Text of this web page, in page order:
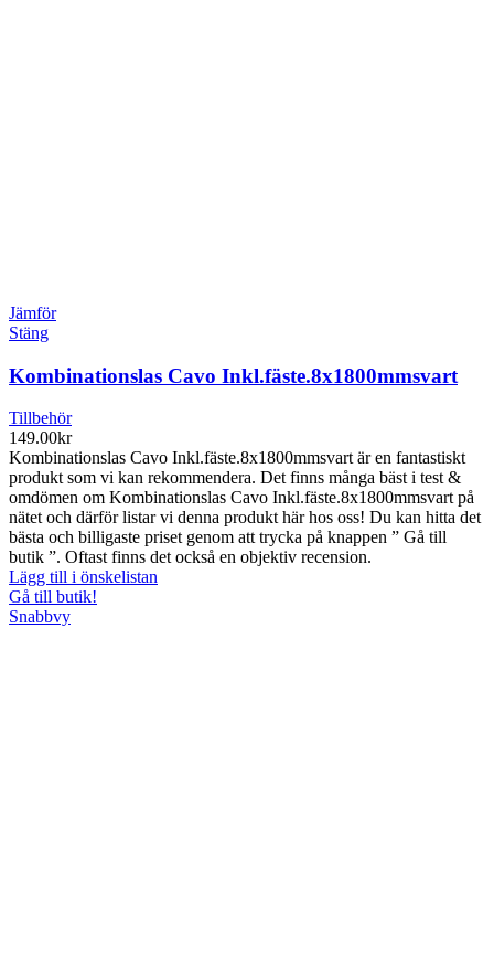
Jämför
Stäng
Kombinationslas Cavo Inkl.fäste.8x1800mmsvart
Tillbehör
149.00kr
Kombinationslas Cavo Inkl.fäste.8x1800mmsvart är en fantastiskt
produkt som vi kan rekommendera. Det finns många bäst i test &
omdömen om Kombinationslas Cavo Inkl.fäste.8x1800mmsvart på
nätet och därför listar vi denna produkt här hos oss! Du kan hitta det
bästa och billigaste priset genom att trycka på knappen ” Gå till
butik ”. Oftast finns det också en objektiv recension.
Lägg till i önskelistan
Gå till butik!
Snabbvy